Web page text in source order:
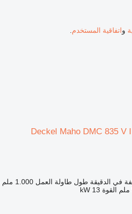
واتفاقية المستخدم
Deckel Maho DMC 835 V
طول طاولة العمل 1.000 ملم
القوة 13 kW